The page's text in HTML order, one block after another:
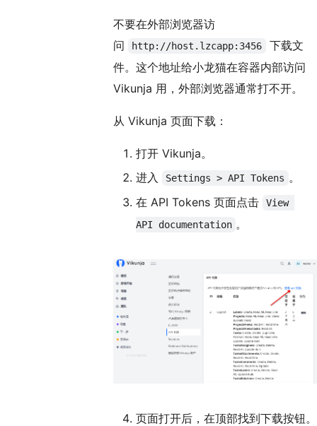
不要在外部浏览器访
问
http://host.lzcapp:3456
下载文
件。这个地址给小龙猫在容器内部访问
Vikunja 用，外部浏览器通常打不开。
从 Vikunja 页面下载：
打开 Vikunja。
进入
Settings > API Tokens 。
在 API Tokens 页面点击
View
API documentation 。
页面打开后，在顶部找到下载按钮。